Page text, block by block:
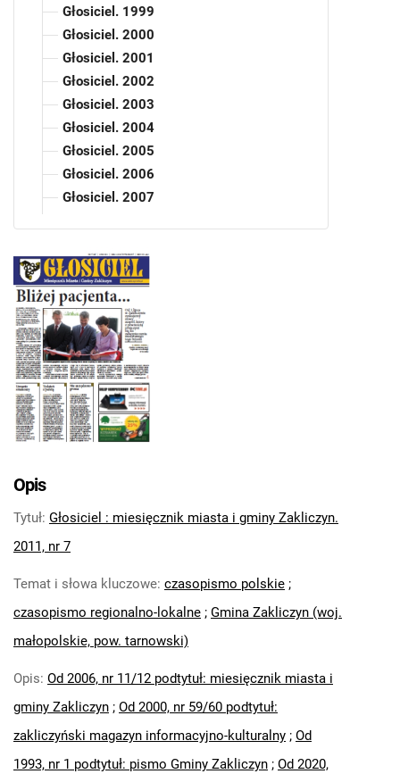
Głosiciel. 1999
Głosiciel. 2000
Głosiciel. 2001
Głosiciel. 2002
Głosiciel. 2003
Głosiciel. 2004
Głosiciel. 2005
Głosiciel. 2006
Głosiciel. 2007
Głosiciel. 2010
Głosiciel. 2011
Głosiciel : miesięcznik miasta i gminy
Zakliczyn. 2011, nr 1-2
Głosiciel : miesięcznik miasta i gminy
Zakliczyn. 2011, nr 3
Głosiciel : miesięcznik miasta i gminy
Zakliczyn. 2011, nr 4
gminy Zakliczyn. 2011, nr 7
Głosiciel : miesięcznik miasta i gminy
Zakliczyn. 2011, nr 9
Głosiciel : miesięcznik miasta i gminy
Głosiciel : miesięcznik miasta i gminy
Zakliczyn. 2011, nr 12
Głosiciel. 2012
Głosiciel. 2013
Opis
Tytuł: Głosiciel : miesięcznik miasta i gminy Zakliczyn.
2011, nr 7
Temat i słowa kluczowe: czasopismo polskie ;
czasopismo regionalno-lokalne ; Gmina Zakliczyn (woj.
małopolskie, pow. tarnowski)
Opis: Od 2006, nr 11/12 podtytuł: miesięcznik miasta i
gminy Zakliczyn ; Od 2000, nr 59/60 podtytuł:
zakliczyński magazyn informacyjno-kulturalny ; Od
1993, nr 1 podtytuł: pismo Gminy Zakliczyn ; Od 2020,